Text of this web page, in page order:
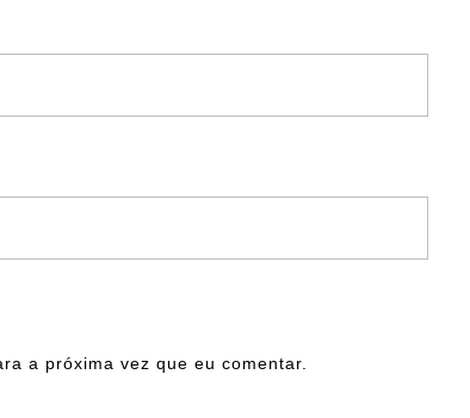
a próxima vez que eu comentar.